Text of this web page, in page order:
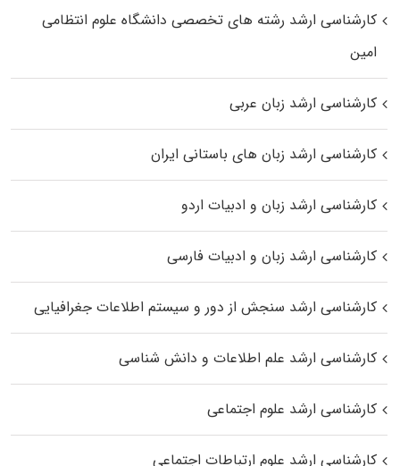
کارشناسی ارشد رﺷﺘﻪ ﻫﺎی تخصصی داﻧﺸﮕﺎه ﻋﻠﻮم انتظامی
اﻣﻴﻦ
کارشناسی ارشد زبان عربی
کارشناسی ارشد زبان‌ های باستانی ایران
کارشناسی ارشد زبان و ادبیات اردو
کارشناسی ارشد زبان و ادبیات فارسی
کارشناسی ارشد سنجش از دور و سیستم اطلاعات جغرافیایی
کارشناسی ارشد علم اطلاعات و دانش شناسی
کارشناسی ارشد علوم اجتماعی
کارشناسی ارشد علوم ارتباطات اجتماعی